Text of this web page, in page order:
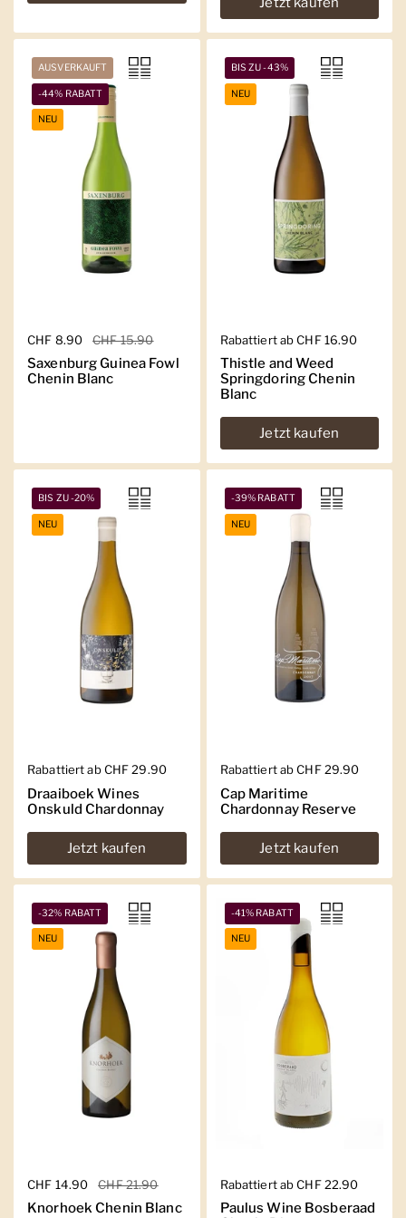
Regulärer Preis
CHF 8.90 Sale-Preis
CHF 15.90
Saxenburg Guinea Fowl
Chenin Blanc
AUSVERKAUFT
-44% RABATT
NEU
Regulärer Preis
Rabattiert ab CHF 16.90
Thistle and Weed
Springdoring Chenin
Blanc
Jetzt kaufen
BIS ZU -43%
NEU
Regulärer Preis
Rabattiert ab CHF 29.90
Draaiboek Wines
Onskuld Chardonnay
Jetzt kaufen
BIS ZU -20%
NEU
Regulärer Preis
Rabattiert ab CHF 29.90
Cap Maritime
Chardonnay Reserve
Jetzt kaufen
-39% RABATT
NEU
Regulärer Preis
CHF 14.90 Sale-Preis
CHF 21.90
Knorhoek Chenin Blanc
-32% RABATT
NEU
Regulärer Preis
Rabattiert ab CHF 22.90
Paulus Wine Bosberaad
-41% RABATT
NEU